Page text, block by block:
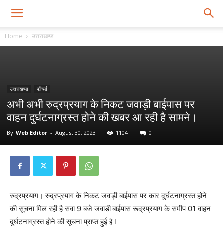
Home उत्तराखण्ड
उत्तराखण्ड फीचर्ड
अभी अभी रुद्रप्रयाग के निकट जवाड़ी बाईपास पर
वाहन दुर्घटनाग्रस्त होने की खबर आ रही है सामने।
By Web Editor - August 30, 2023 1104 0
रुद्रप्रयाग। रुद्रप्रयाग के निकट जवाड़ी बाईपास पर कार दुर्घटनाग्रस्त होने
की सूचना मिल रही है सवा 9 बजे जवाडी बाईपास रूद्रप्रयाग के समीप 01 वाहन
दुर्घटनाग्रस्त होने की सूचना प्राप्त हुई है l